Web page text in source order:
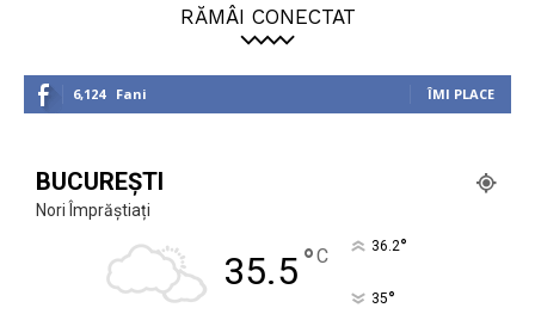
RĂMÂI CONECTAT
6,124 Fani ÎMI PLACE
BUCUREȘTI
Nori Împrăștiați
35.5°C 36.2°
35°